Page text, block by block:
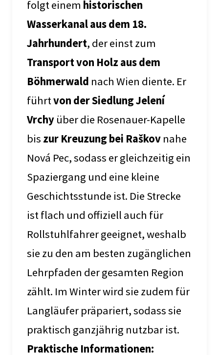
folgt einem historischen
Wasserkanal aus dem 18.
Jahrhundert, der einst zum
Transport von Holz aus dem
Böhmerwald nach Wien diente. Er
führtvon der Siedlung Jelení
Vrchy über die Rosenauer-Kapelle
bis zur Kreuzung bei Raškov nahe
Nová Pec, sodass er gleichzeitig ein
Spaziergang und eine kleine
Geschichtsstunde ist. Die Strecke
ist flach und offiziell auch für
Rollstuhlfahrer geeignet, weshalb
sie zu den am besten zugänglichen
Lehrpfaden der gesamten Region
zählt. Im Winter wird sie zudem für
Langläufer präpariert, sodass sie
praktisch ganzjährig nutzbar ist.
Praktische Informationen: